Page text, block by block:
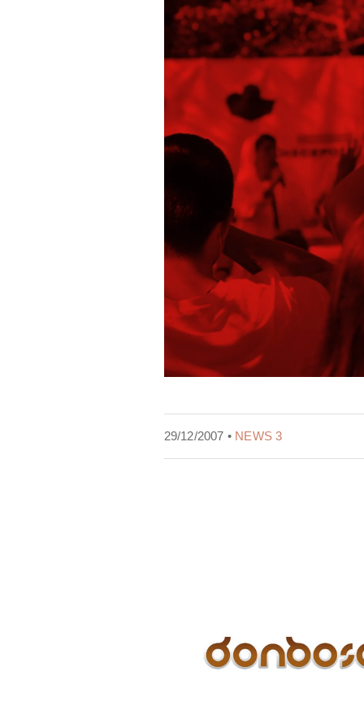
29/12/2007 • NEWS 3